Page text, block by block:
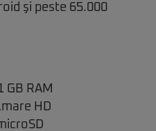
şi peste 65.000
GB RAM
HD